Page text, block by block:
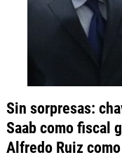
Sin sorpresas:
Saab como fiscal
Alfredo Ruiz